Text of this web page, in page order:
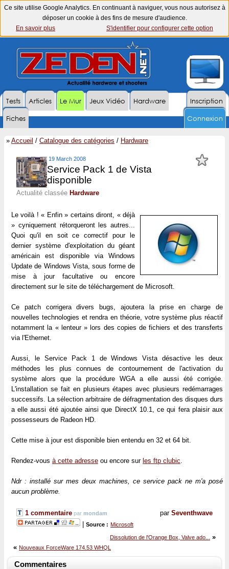
Ce site utilise Google Analytics. En continuant à naviguer, vous nous autorisez à
déposer un cookie à des fins de mesure d'audience.
En savoir plus
S'identifier pour configurer cette option
Inscription
Tests Articles Le Mur Jeux Vidéo
Hardware
Fiches
Connexion
» Accueil / Catalogue des catégories / Hardware
19 March 2008
Service Pack 1 de Vista
disponible
Actualité classée Hardware
Le voilà ! « Enfin » certains diront, « déjà
» cyniquement rétorqueront les autres...
Quoi qu'il en soit ce correctif pour le
dernier système d'exploitation du géant
américain est disponible via Windows
Update de Windows Vista, sous forme de
mise à jour facultative ou encore
directement sur le site de téléchargement de Microsoft.
Ce patch corrigera divers bugs, ajoutera la prise en charge de
nouvelles technologies et rendra en théorie, votre système plus réactif
notamment la « lenteur » lors des copies de fichiers et des transferts
via l'Ethernet.
Aussi, le Service Pack 1 de Windows Vista désactive les deux
méthodes les plus connues de contournement de l'activation du
système alors que la procédure WGA a elle aussi été corrigée.
L'installation se fait en plusieurs étapes avec plusieurs redémarrages
successifs. La sélection arbitraire de défragmentation des disques durs
a elle aussi été ajoutée ainsi que DirectX 10.1, ce qui fera plaisir aux
possesseurs de Radeon HD.
Cette mise à jour est disponible bien entendu en 32 et 64 bit.
Rendez-vous à cette adresse ou encore sur les ftp clubic.
Ndr : installé sur mes deux machines, ce service pack ne m'a posé
aucun problème.
par Seventhwave
1 commentaire par mondam
Source : Microsoft
Dissolution de l'Orange Box, Valve ado...
»
« Nouveaux ForceWare 174.53 WHQL
Commentaires